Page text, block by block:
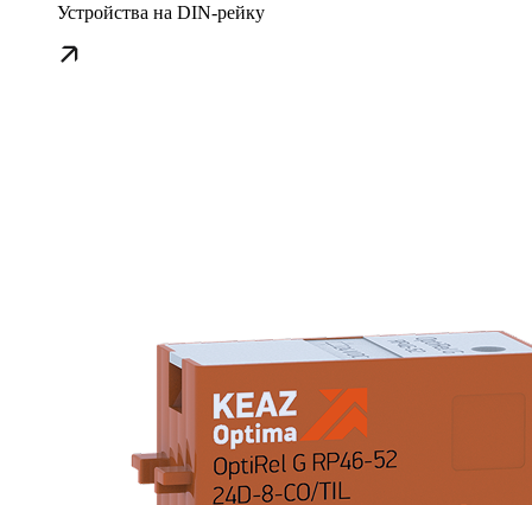
Устройства на DIN-рейку